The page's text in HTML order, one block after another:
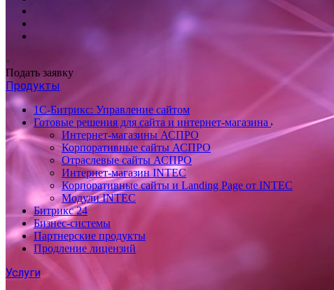
Подать заявку
Продукты
1С-Битрикс: Управление сайтом
Готовые решения для сайта и интернет-магазина
Интернет-магазины АСПРО
Корпоративные сайты АСПРО
Отраслевые сайты АСПРО
Интернет-магазин INTEC
Корпоративные сайты и Landing Page от INTEC
Модули INTEC
Битрикс 24
Бизнес-системы
Партнерские продукты
Продление лицензий
Услуги